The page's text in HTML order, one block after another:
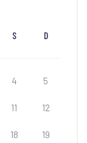
S D
4 5
11 12
18 19